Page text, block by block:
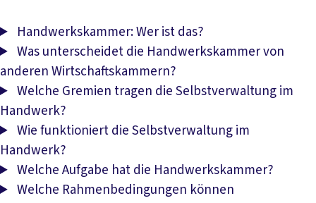
Handwerkskammer: Wer ist das?
Was unterscheidet die Handwerkskammer von
anderen Wirtschaftskammern?
Welche Gremien tragen die Selbstverwaltung im
Handwerk?
Wie funktioniert die Selbstverwaltung im
Handwerk?
Welche Aufgabe hat die Handwerkskammer?
Welche Rahmenbedingungen können